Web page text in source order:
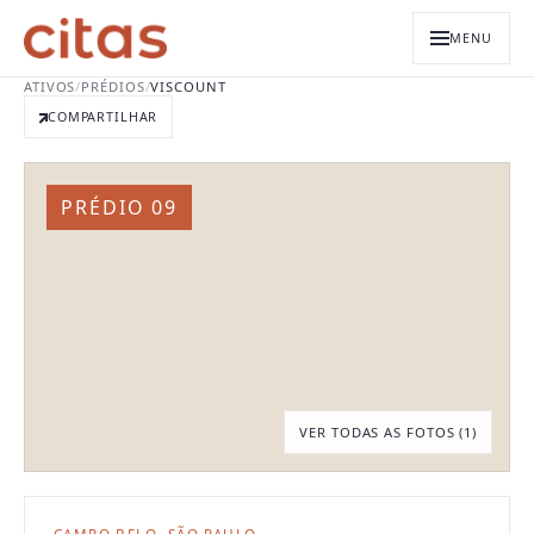
MENU
ATIVOS/PRÉDIOS/VISCOUNT
COMPARTILHAR
PRÉDIO 09
VER TODAS AS FOTOS (1)